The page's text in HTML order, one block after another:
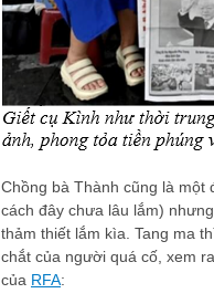
Chồng bà Thành cũng là một
cách đây chưa lâu lắm)
thảm thiết lắm kìa. Tang ma
chắt của người quá cố, xem
của RFA: